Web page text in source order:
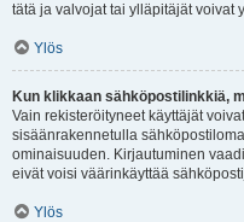
tätä ja valvojat tai ylläpitäjät voivat
Ylös
Kun klikkaan sähköpostilinkkiä,
Vain rekisteröityneet käyttäjät
sisäänrakennetulla
ominaisuuden. Kirjautuminen
eivät voisi väärinkäyttää
Ylös